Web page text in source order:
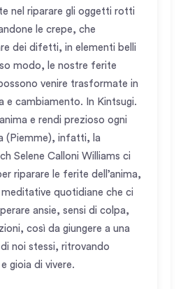
nel riparare gli oggetti rotti
le crepe, che
dei difetti, in elementi belli
modo, le nostre ferite
venire trasformate in
e cambiamento. In Kintsugi.
e rendi prezioso ogni
(Piemme), infatti, la
Selene Calloni Williams ci
riparare le ferite dell’anima,
quotidiane che ci
ansie, sensi di colpa,
così da giungere a una
noi stessi, ritrovando
gioia di vivere.